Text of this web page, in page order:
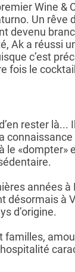
Wine &
Un rêve
devenu
Ak a réussi
c’est
fois le
rester là...
le «dompter»
années à
désormais à
d’origine.
familles,